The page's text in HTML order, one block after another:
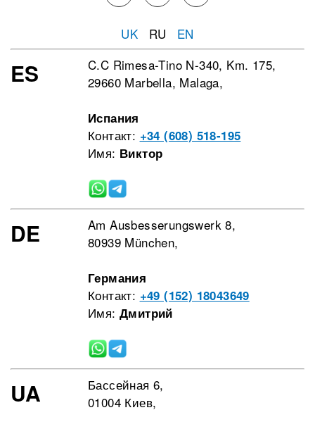
UK RU EN
ES
C.C Rimesa-Tino N-340, Km. 175,
29660 Marbella, Malaga,
Испания
Контакт: +34 (608) 518-195
Имя: Виктор
DE
Am Ausbesserungswerk 8,
80939 München,
Германия
Контакт: +49 (152) 18043649
Имя: Дмитрий
UA
Бассейная 6,
01004 Киев,